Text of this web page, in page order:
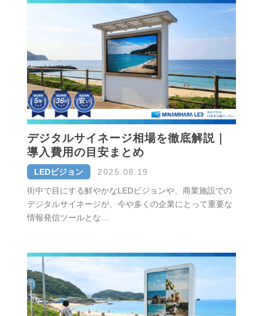
デジタルサイネージ相場を徹底解説｜
導入費用の目安まとめ
LEDビジョン
2025.08.19
街中で目にする鮮やかなLEDビジョンや、商業施設での
デジタルサイネージが、今や多くの企業にとって重要な
情報発信ツールとな…